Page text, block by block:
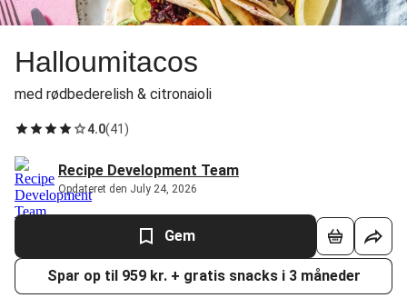
Halloumitacos
med rødbederelish & citronaioli
4.0(41 )
Recipe Development Team
Opdateret den July 24, 2026
Gem
Spar op til 959 kr. + gratis snacks i 3 måneder